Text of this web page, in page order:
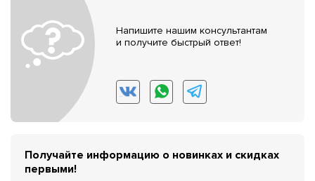
Напишите нашим консультантам
и получите быстрый ответ!
Получайте информацию о новинках и скидках
первыми!